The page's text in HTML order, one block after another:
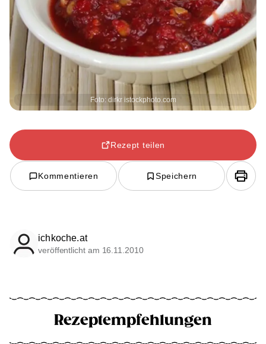
Foto: dirkr istockphoto.com
Rezept teilen
Kommentieren Speichern
ichkoche.at
veröffentlicht am 16.11.2010
Rezeptempfehlungen